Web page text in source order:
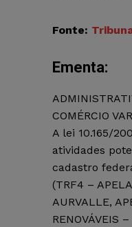
Fonte:
Ementa:
COMÉRCIO
A lei 10.165/
atividades
cadastro
(TRF4 –
AURVALLE,
RENOVÁVEIS